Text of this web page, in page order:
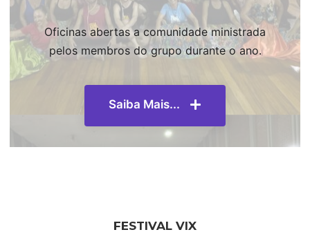
Oficinas abertas a comunidade ministrada
pelos membros do grupo durante o ano.
Saiba Mais...
FESTIVAL VIX